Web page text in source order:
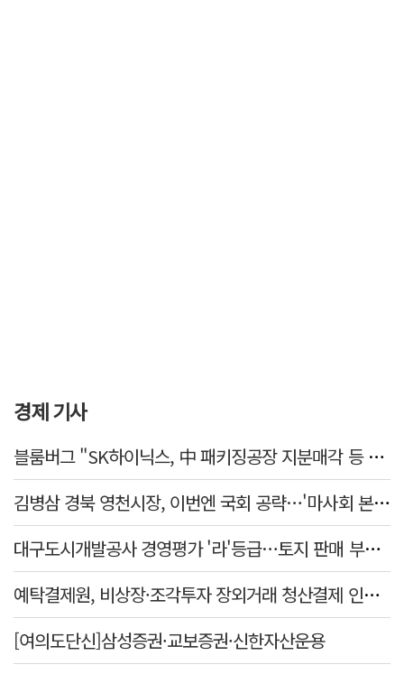
경제 기사
블룸버그 "SK하이닉스, 中 패키징공장 지분매각 등 검토"
김병삼 경북 영천시장, 이번엔 국회 공략…'마사회 본사 이전·광역교통망 확충' 요청
대구도시개발공사 경영평가 '라'등급…토지 판매 부진에 1년 만에 두 단계 '뚝'
예탁결제원, 비상장·조각투자 장외거래 청산결제 인프라 구축 착수…연내 가동
[여의도단신]삼성증권·교보증권·신한자산운용